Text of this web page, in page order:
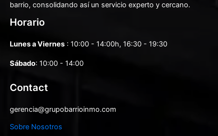
barrio, consolidando así un servicio experto y cercano.
Horario
Lunes a Viernes : 10:00 - 14:00h, 16:30 - 19:30
Sábado: 10:00 - 14:00
Contact
gerencia@grupobarrioinmo.com
Sobre Nosotros